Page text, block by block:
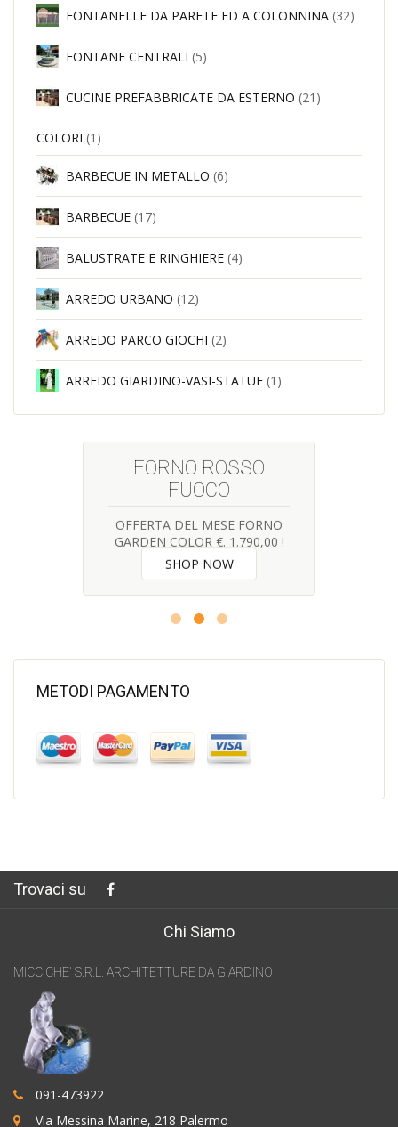
FONTANELLE DA PARETE ED A COLONNINA (32)
FONTANE CENTRALI (5)
CUCINE PREFABBRICATE DA ESTERNO (21)
COLORI (1)
BARBECUE IN METALLO (6)
BARBECUE (17)
BALUSTRATE E RINGHIERE (4)
ARREDO URBANO (12)
ARREDO PARCO GIOCHI (2)
ARREDO GIARDINO-VASI-STATUE (1)
FORNO ROSSO
FUOCO
OFFERTA DEL MESE FORNO
GARDEN COLOR €. 1.790,00 !
SHOP NOW
METODI PAGAMENTO
Trovaci su
Chi Siamo
MICCICHE' S.R.L. ARCHITETTURE DA GIARDINO
091-473922
Via Messina Marine, 218 Palermo